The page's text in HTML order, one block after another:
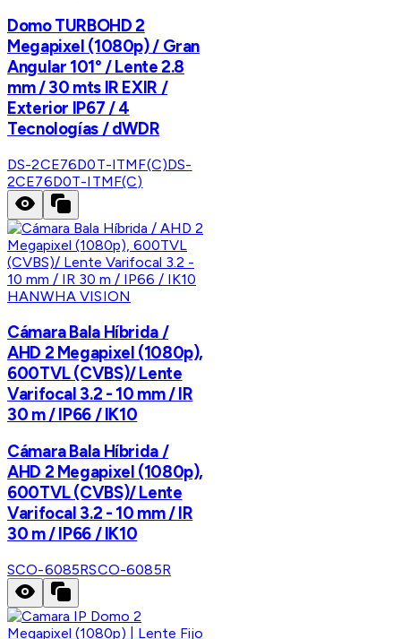
Domo TURBOHD 2
Megapixel (1080p) / Gran
Angular 101° / Lente 2.8
mm / 30 mts IR EXIR /
Exterior IP67 / 4
Tecnologías / dWDR
DS-2CE76D0T-ITMF(C)DS-
2CE76D0T-ITMF(C)
HANWHA VISION
Cámara Bala Híbrida /
AHD 2 Megapixel (1080p),
600TVL (CVBS)/ Lente
Varifocal 3.2 - 10 mm / IR
30 m / IP66 / IK10
Cámara Bala Híbrida /
AHD 2 Megapixel (1080p),
600TVL (CVBS)/ Lente
Varifocal 3.2 - 10 mm / IR
30 m / IP66 / IK10
SCO-6085RSCO-6085R